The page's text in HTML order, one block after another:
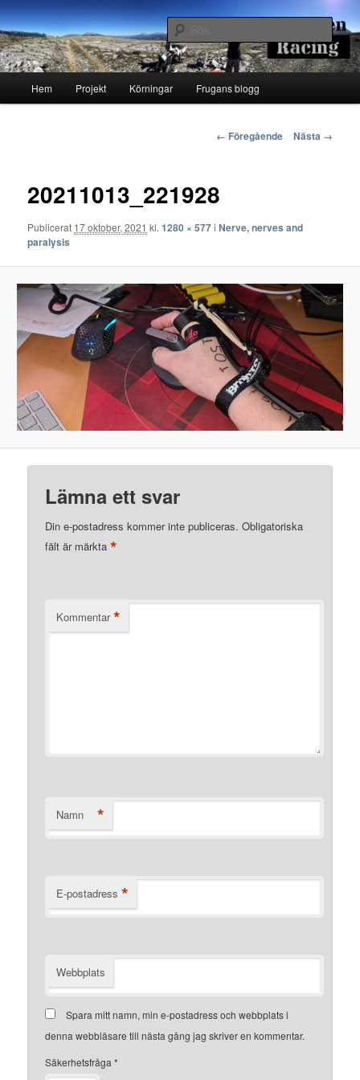
Hoppa
till
primärt
innehållRunsten Racing
Runstenarnas egen Racingblogg
Sök
Hem Projekt Körningar Frugans blogg
Bildnavigering
← Föregående Nästa →
20211013_221928
Publicerat 17 oktober, 2021 kl.1280 × 577iNerve, nerves and
paralysis
Lämna ett svar
Din e-postadress kommer inte publiceras. Obligatoriska
fält är märkta*
Kommentar *
Namn *
E-postadress *
Webbplats
Spara mitt namn, min e-postadress och webbplats i
denna webbläsare till nästa gång jag skriver en kommentar.
Säkerhetsfråga *